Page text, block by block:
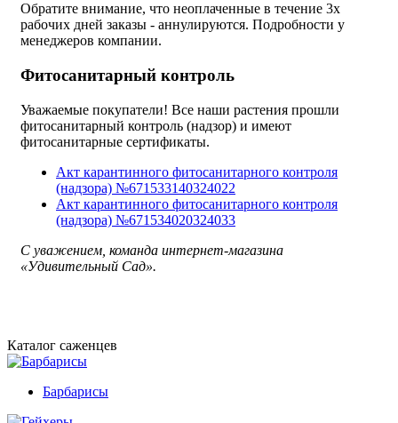
Обратите внимание, что неоплаченные в течение 3х
рабочих дней заказы - аннулируются. Подробности у
менеджеров компании.
Фитосанитарный контроль
Уважаемые покупатели! Все наши растения прошли
фитосанитарный контроль (надзор) и имеют
фитосанитарные сертификаты.
Акт карантинного фитосанитарного контроля
(надзора) №671533140324022
Акт карантинного фитосанитарного контроля
(надзора) №671534020324033
С уважением, команда интернет-магазина
«Удивительный Сад».
Каталог саженцев
Барбарисы